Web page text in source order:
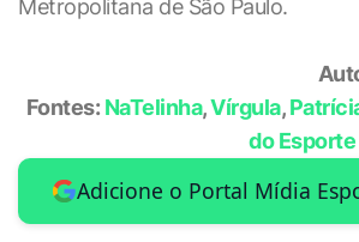
Metropolitana de São Paulo.
Fontes: NaTelinha,Vírgula,
do Esporte
Adicione o Portal Mídia